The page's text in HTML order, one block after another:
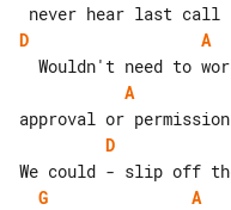
D
A
A
D
G
A